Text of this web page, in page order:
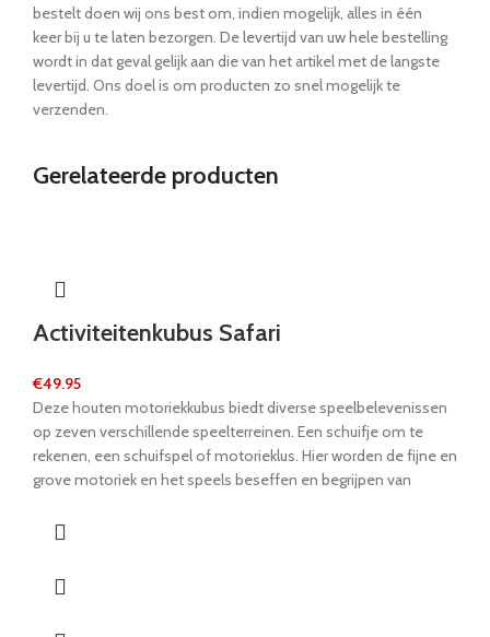
bestelt doen wij ons best om, indien mogelijk, alles in één
keer bij u te laten bezorgen. De levertijd van uw hele bestelling
wordt in dat geval gelijk aan die van het artikel met de langste
levertijd. Ons doel is om producten zo snel mogelijk te
verzenden.
Gerelateerde producten
Activiteitenkubus Safari
€49.95
Deze houten motoriekkubus biedt diverse speelbelevenissen
op zeven verschillende speelterreinen. Een schuifje om te
rekenen, een schuifspel of motorieklus. Hier worden de fijne en
grove motoriek en het speels beseffen en begrijpen van
ontdekken worden hier bevredigd en ze bevorderen ook nog